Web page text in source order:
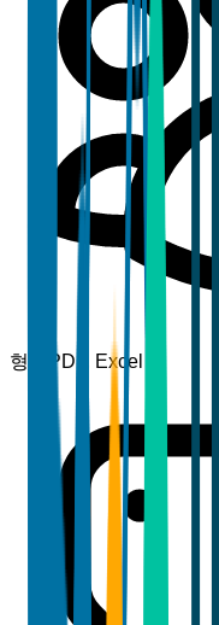
형식 PDF, Excel